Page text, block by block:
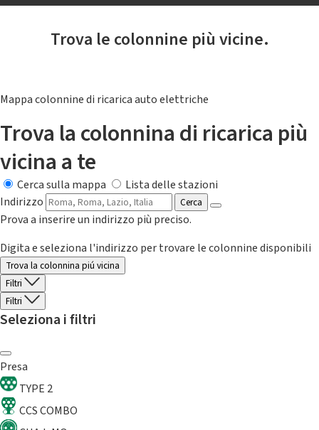
Trova le colonnine più vicine.
Mappa colonnine di ricarica auto elettriche
Trova la colonnina di ricarica più
vicina a te
Cerca sulla mappa
Lista delle stazioni
Indirizzo
Cerca
Prova a inserire un indirizzo più preciso.
Digita e seleziona l'indirizzo per trovare le colonnine disponibili
Trova la colonnina piú vicina
Filtri
Filtri
Seleziona i filtri
Presa
TYPE 2
CCS COMBO